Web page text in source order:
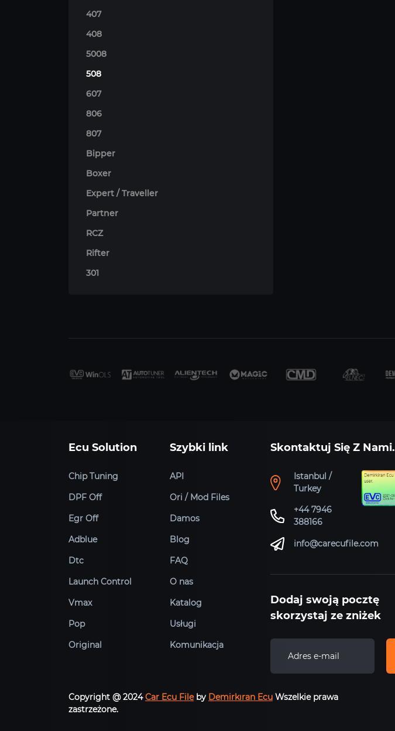
407
408
5008
508
607
806
807
Bipper
Boxer
Expert / Traveller
Partner
RCZ
Rifter
301
Ecu Solution
Chip Tuning
DPF Off
Egr Off
Adblue
Dtc
Launch Control
Vmax
Pop
Original
Szybki link
API
Ori / Mod Files
Damos
Blog
FAQ
O nas
Katalog
Usługi
Komunikacja
Skontaktuj Się Z Nami.
Istanbul /
Turkey
+44 7946
388166
info@carecufile.com
Dodaj swoją pocztę
skorzystaj ze zniżek
Copyright @ 2024Car Ecu Fileby Demirkıran Ecu Wszelkie prawa
zastrzeżone.